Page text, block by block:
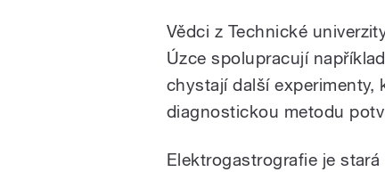
Vědci z Technické
Úzce spolupracují
chystají další experimenty,
diagnostickou metodu
Elektrogastrografie je